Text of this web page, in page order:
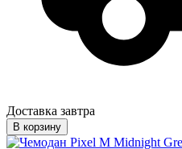
Доставка завтра
В корзину